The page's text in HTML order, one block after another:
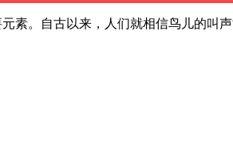
素。自古以来，人们就相信鸟儿的叫